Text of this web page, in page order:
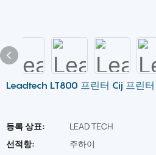
Leadtech LT800 프린터 Cij 프린터
등록 상표:
LEAD TECH
선적항:
주하이